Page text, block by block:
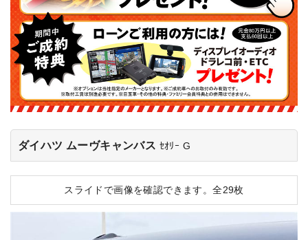
ダイハツ ムーヴキャンバス ｾｵﾘｰ G
スライドで画像を確認できます。全29枚